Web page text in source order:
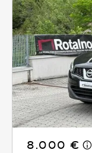
8.000 €